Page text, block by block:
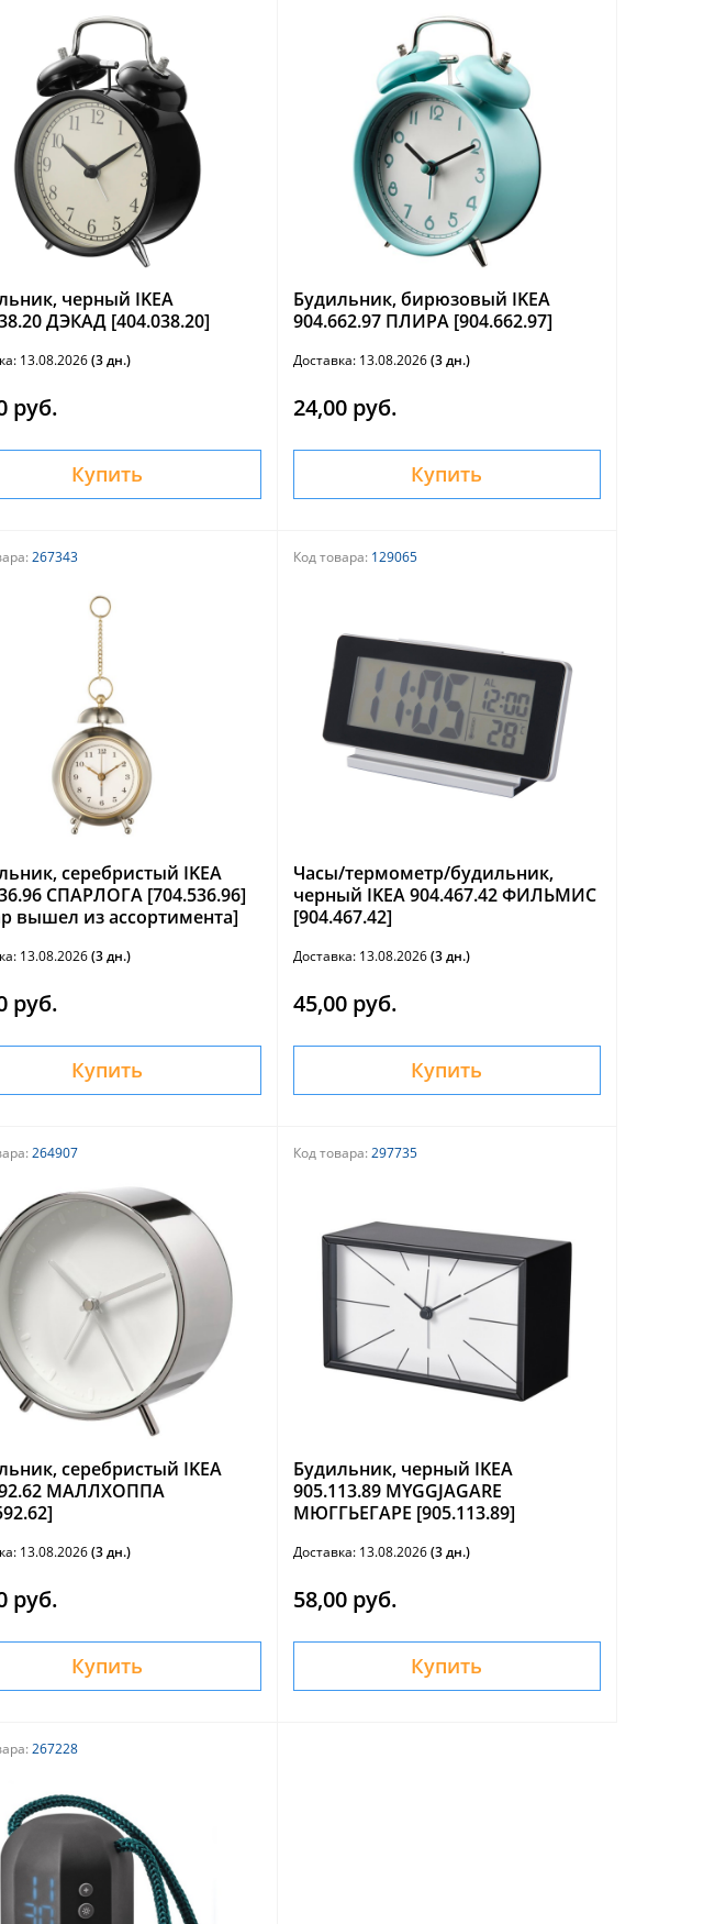
черный IKEA
ДЭКАД [404.038.20]
13.08.2026(3 дн.)
руб.
Купить
Будильник, бирюзовый IKEA
904.662.97 ПЛИРА [904.662.97]
Доставка: 13.08.2026(3 дн.)
24,00 руб.
Купить
267343
серебристый IKEA
СПАРЛОГА [704.536.96]
вышел из ассортимента]
13.08.2026(3 дн.)
руб.
Купить
Код товара: 129065
Часы/термометр/будильник,
черный IKEA 904.467.42 ФИЛЬМИС
[904.467.42]
Доставка: 13.08.2026(3 дн.)
45,00 руб.
Купить
264907
серебристый IKEA
МАЛЛХОППА
13.08.2026(3 дн.)
руб.
Купить
Код товара: 297735
Будильник, черный IKEA
905.113.89 MYGGJAGARE
МЮГГЬЕГАРЕ [905.113.89]
Доставка: 13.08.2026(3 дн.)
58,00 руб.
Купить
267228